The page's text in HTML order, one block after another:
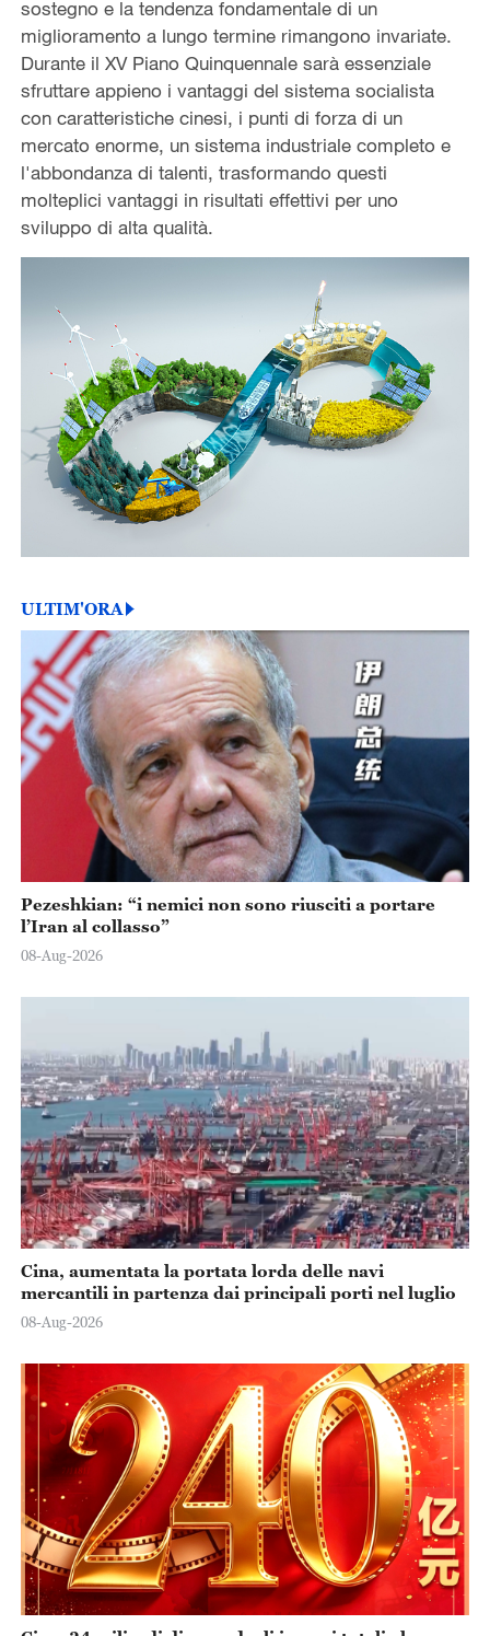
sostegno e la tendenza fondamentale di un
miglioramento a lungo termine rimangono invariate.
Durante il XV Piano Quinquennale sarà essenziale
sfruttare appieno i vantaggi del sistema socialista
con caratteristiche cinesi, i punti di forza di un
mercato enorme, un sistema industriale completo e
l'abbondanza di talenti, trasformando questi
molteplici vantaggi in risultati effettivi per uno
sviluppo di alta qualità.
ULTIM'ORA
Pezeshkian: “i nemici non sono riusciti a portare
l’Iran al collasso”
08-Aug-2026
Cina, aumentata la portata lorda delle navi
mercantili in partenza dai principali porti nel luglio
08-Aug-2026